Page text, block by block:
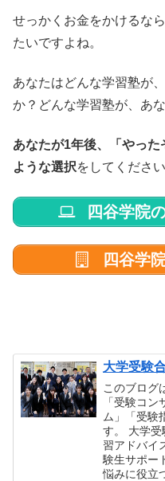
せっかくお金をかけるなら
たいですよね。
あなたはどんな学習塾が
か？どんな学習塾が、あ
あなたが1年後、「やっ
ような選択をしてください
四谷学院
四谷学
大学受験
このブログ
「受験コ
ム」「受験
す。 大学受
習アドバイ
験生サポー
悩みに役立